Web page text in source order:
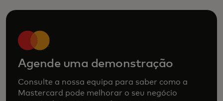
Agende uma demonstração
Consulte a nossa equipa para saber como a
Mastercard pode melhorar o seu negócio